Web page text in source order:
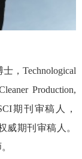
，Technological
Production,
期刊审稿人，
威期刊审稿人。